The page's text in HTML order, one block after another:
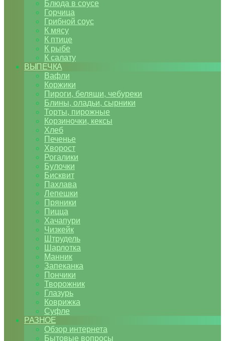
Блюда в соусе
Горчица
Грибной соус
К мясу
К птице
К рыбе
К салату
ВЫПЕЧКА
Вафли
Коржики
Пироги, беляши, чебуреки
Блины, оладьи, сырники
Торты, пирожные
Корзиночки, кексы
Хлеб
Печенье
Хворост
Рогалики
Булочки
Бисквит
Пахлава
Лепешки
Пряники
Пицца
Хачапури
Чизкейк
Штрудель
Шарлотка
Манник
Запеканка
Пончики
Творожник
Глазурь
Коврижка
Суфле
РАЗНОЕ
Обзор интернета
Бытовые вопросы